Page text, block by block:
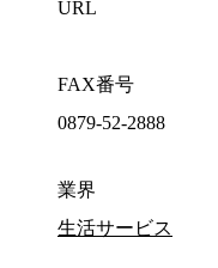
URL
FAX番号
0879-52-2888
業界
生活サービス